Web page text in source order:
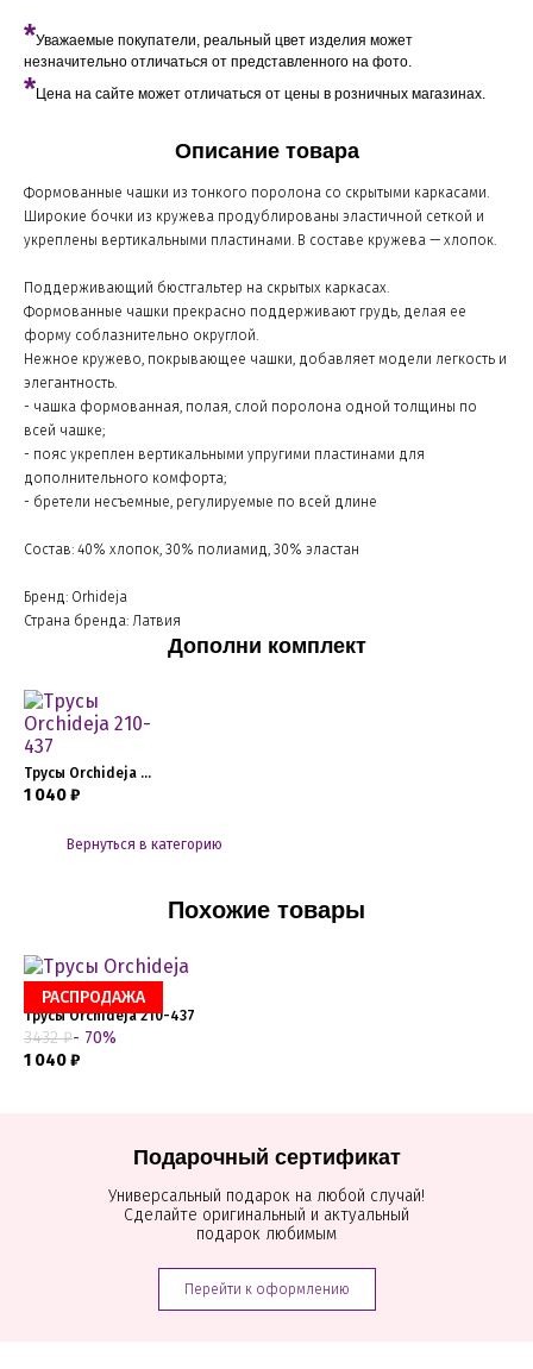
*Уважаемые покупатели, реальный цвет изделия может
незначительно отличаться от представленного на фото.
*Цена на сайте может отличаться от цены в розничных магазинах.
Описание товара
Формованные чашки из тонкого поролона со скрытыми каркасами.
Широкие бочки из кружева продублированы эластичной сеткой и
укреплены вертикальными пластинами. В составе кружева — хлопок.
Поддерживающий бюстгальтер на скрытых каркасах.
Формованные чашки прекрасно поддерживают грудь, делая ее
форму соблазнительно округлой.
Нежное кружево, покрывающее чашки, добавляет модели легкость и
элегантность.
- чашка формованная, полая, слой поролона одной толщины по
всей чашке;
- пояс укреплен вертикальными упругими пластинами для
дополнительного комфорта;
- бретели несъемные, регулируемые по всей длине
Состав: 40% хлопок, 30% полиамид, 30% эластан
Бренд: Orhideja
Страна бренда: Латвия
Дополни комплект
Трусы Orchideja 210-437
1 040 ₽
Вернуться в категорию
Похожие товары
РАСПРОДАЖА
Трусы Orchideja 210-437
3432 ₽- 70%
1 040 ₽
Подарочный сертификат
Универсальный подарок на любой случай!
Сделайте оригинальный и актуальный
подарок любимым
Перейти к оформлению